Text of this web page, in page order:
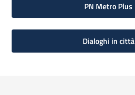
PN Metro Plus
Dialoghi in città